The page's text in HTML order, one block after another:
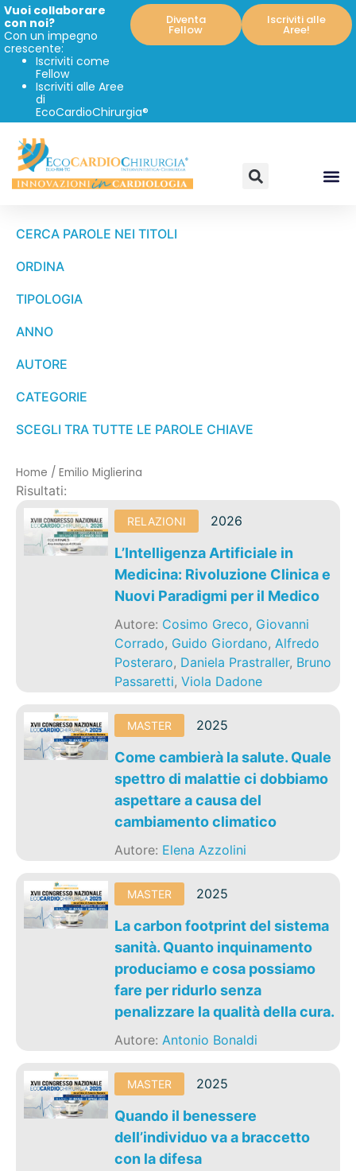
Vuoi collaborare
con noi?
Con un impegno
crescente:
Iscriviti come
Fellow
Iscriviti alle Aree
di
EcoCardioChirurgia®
Diventa
Fellow
Iscriviti alle
Aree!
CERCA PAROLE NEI TITOLI
ORDINA
TIPOLOGIA
ANNO
AUTORE
CATEGORIE
SCEGLI TRA TUTTE LE PAROLE CHIAVE
Home / Emilio Miglierina
Risultati:
RELAZIONI 2026
L’Intelligenza Artificiale in
Medicina: Rivoluzione Clinica e
Nuovi Paradigmi per il Medico
Autore: Cosimo Greco, Giovanni
Corrado, Guido Giordano,Alfredo
Posteraro, Daniela Prastraller, Bruno
Passaretti,Viola Dadone
MASTER 2025
Come cambierà la salute. Quale
spettro di malattie ci dobbiamo
aspettare a causa del
cambiamento climatico
Autore: Elena Azzolini
MASTER 2025
La carbon footprint del sistema
sanità. Quanto inquinamento
produciamo e cosa possiamo
fare per ridurlo senza
penalizzare la qualità della cura.
Autore:Antonio Bonaldi
MASTER 2025
Quando il benessere
dell’individuo va a braccetto
con la difesa